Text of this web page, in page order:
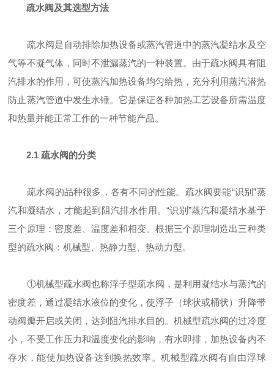
疏水阀及其选型方法
疏水阀是自动排除加热设备或蒸汽管道中的蒸汽凝结水及空
气等不凝气体，同时不泄漏蒸汽的一种装置。由于疏水阀具有阻
汽排水的作用，可使蒸汽加热设备均匀给热，充分利用蒸汽潜热
防止蒸汽管道中发生水锤。它是保证各种加热工艺设备所需温度
和热量并能正常工作的一种节能产品。
2.1 疏水阀的分类
疏水阀的品种很多，各有不同的性能。疏水阀要能“识别”蒸
汽和凝结水，才能起到阻汽排水作用。“识别”蒸汽和凝结水基于
三个原理：密度差、温度差和相变。根据三个原理制造出三种类
型的疏水阀：机械型、热静力型、热动力型。
①机械型疏水阀也称浮子型疏水阀，是利用凝结水与蒸汽的
密度差，通过凝结水液位的变化，使浮子（球状或桶状）升降带
动阀瓣开启或关闭，达到阻汽排水目的。机械型疏水阀的过冷度
小，不受工作压力和温度变化的影响，有水即排，加热设备内不
存水，能使加热设备达到换热效率。机械型疏水阀有自由浮球